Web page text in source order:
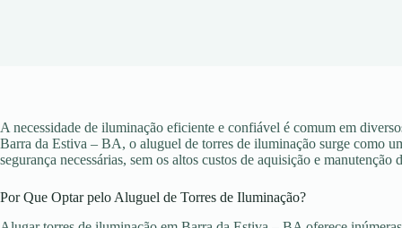
A necessidade de iluminação eficiente e confiável é comum em
Barra da Estiva – BA, o aluguel de torres de iluminação surge como
segurança necessárias, sem os altos custos de aquisição e manutenção
Por Que Optar pelo Aluguel de Torres de Iluminação?